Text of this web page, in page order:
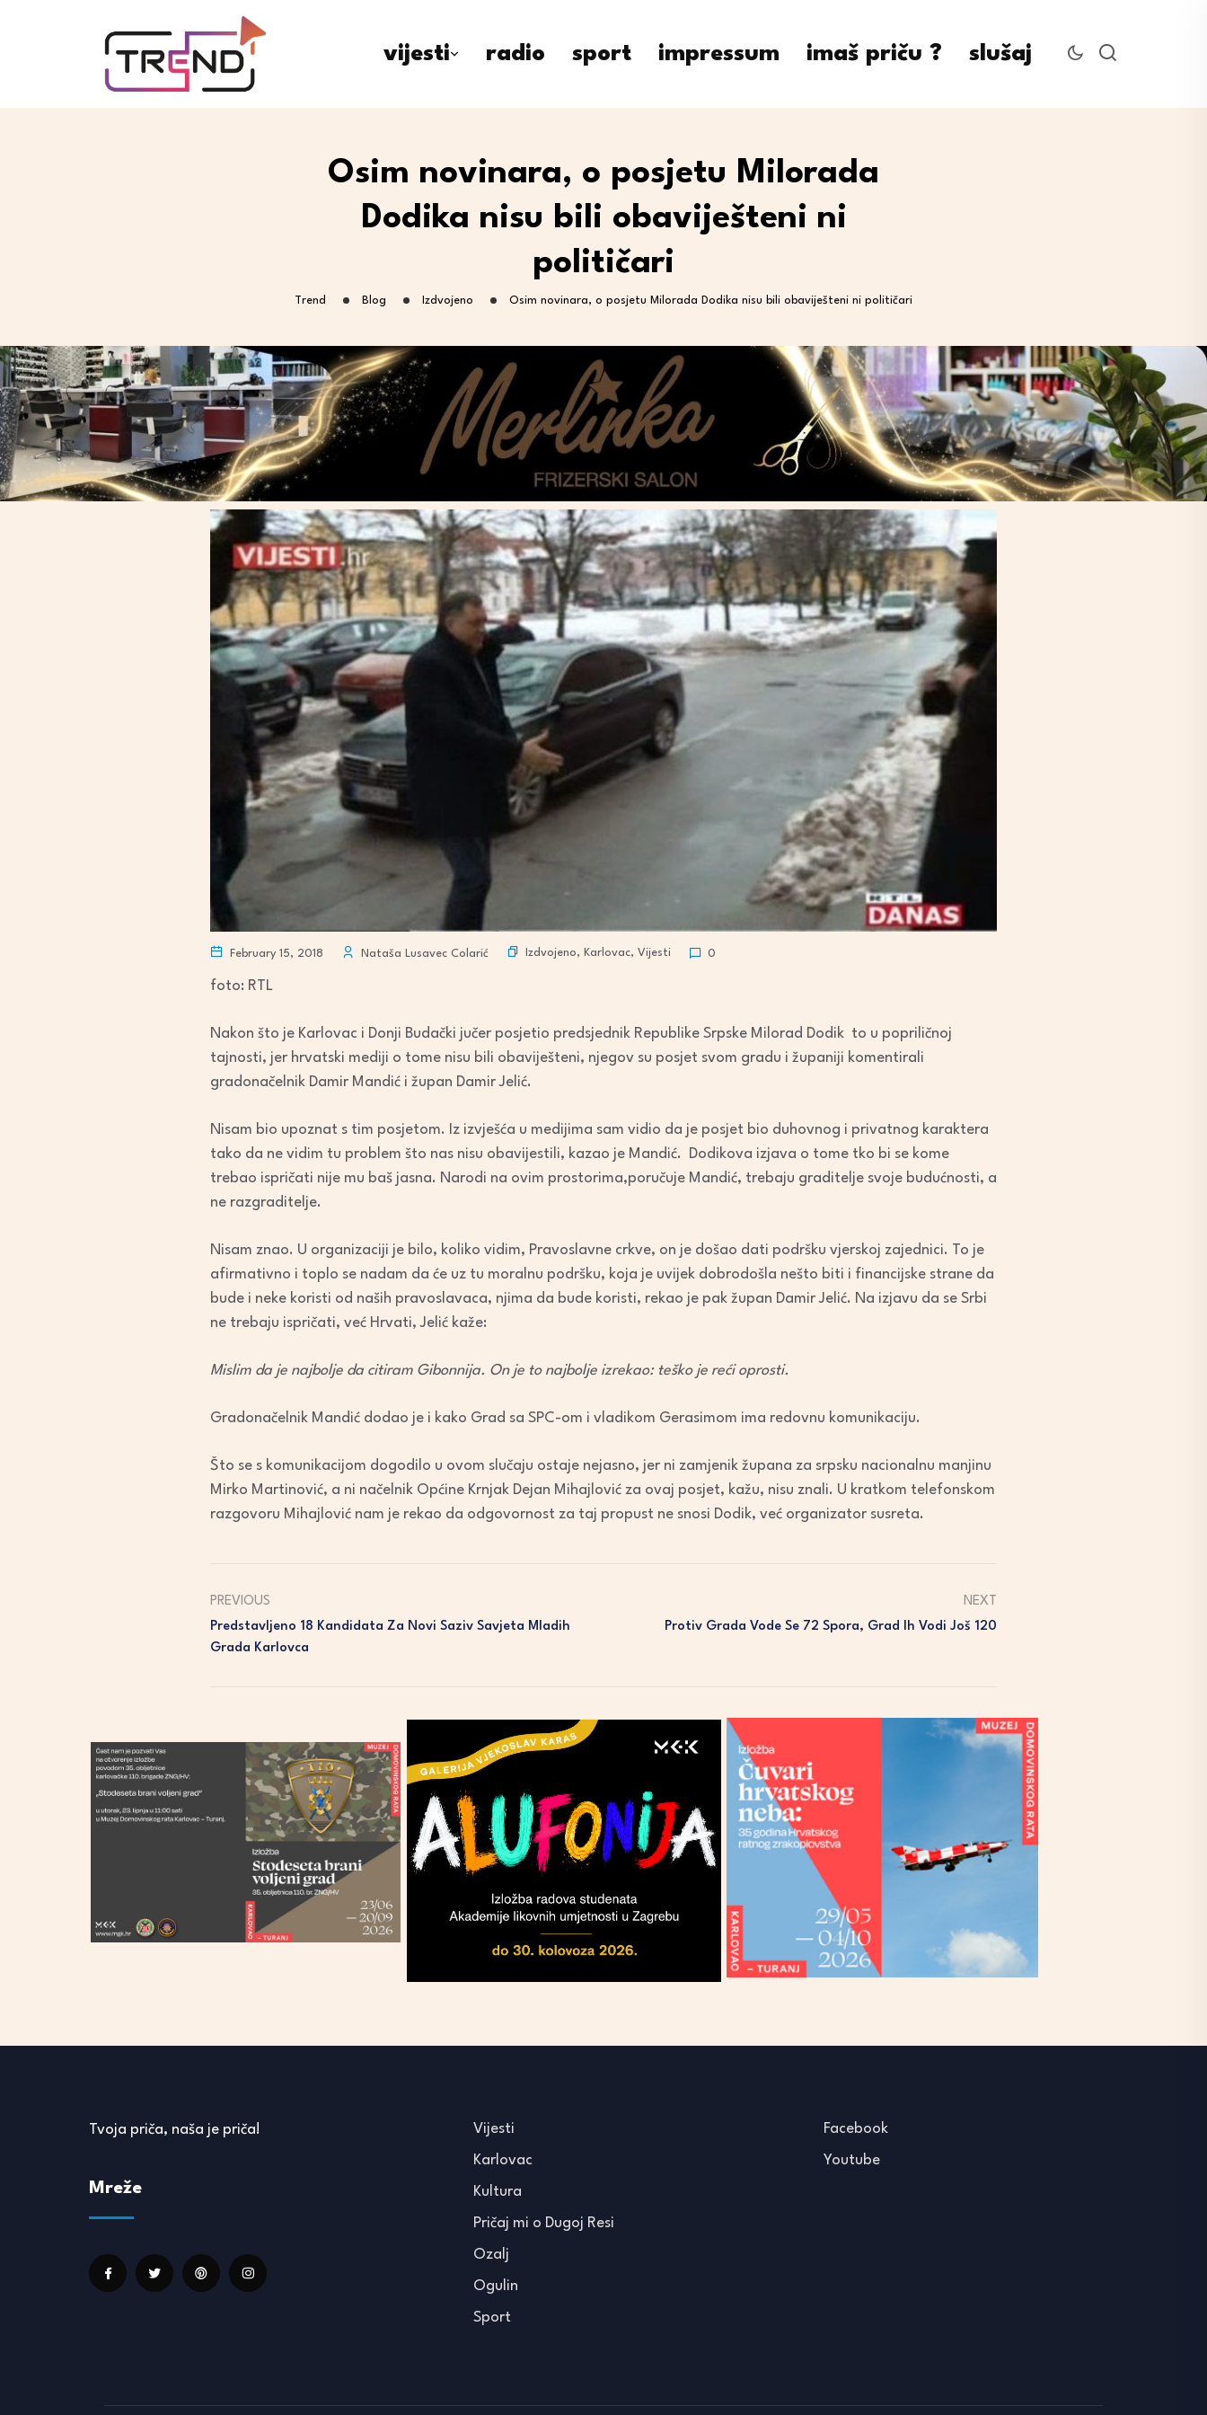
vijesti radio sport impressum imaš priču ? slušaj
Osim novinara, o posjetu Milorada
Dodika nisu bili obaviješteni ni
političari
Trend Blog Izdvojeno Osim novinara, o posjetu Milorada Dodika nisu bili obaviješteni ni političari
February 15, 2018 Nataša Lusavec Colarić Izdvojeno, Karlovac, Vijesti 0
foto: RTL
Nakon što je Karlovac i Donji Budački jučer posjetio predsjednik Republike Srpske Milorad Dodik to u popriličnoj
tajnosti, jer hrvatski mediji o tome nisu bili obaviješteni, njegov su posjet svom gradu i županiji komentirali
gradonačelnik Damir Mandić i župan Damir Jelić.
Nisam bio upoznat s tim posjetom. Iz izvješća u medijima sam vidio da je posjet bio duhovnog i privatnog karaktera
tako da ne vidim tu problem što nas nisu obavijestili, kazao je Mandić. Dodikova izjava o tome tko bi se kome
trebao ispričati nije mu baš jasna. Narodi na ovim prostorima,poručuje Mandić, trebaju graditelje svoje budućnosti, a
ne razgraditelje.
Nisam znao. U organizaciji je bilo, koliko vidim, Pravoslavne crkve, on je došao dati podršku vjerskoj zajednici. To je
afirmativno i toplo se nadam da će uz tu moralnu podršku, koja je uvijek dobrodošla nešto biti i financijske strane da
bude i neke koristi od naših pravoslavaca, njima da bude koristi, rekao je pak župan Damir Jelić. Na izjavu da se Srbi
ne trebaju ispričati, već Hrvati, Jelić kaže:
Mislim da je najbolje da citiram Gibonnija. On je to najbolje izrekao: teško je reći oprosti.
Gradonačelnik Mandić dodao je i kako Grad sa SPC-om i vladikom Gerasimom ima redovnu komunikaciju.
Što se s komunikacijom dogodilo u ovom slučaju ostaje nejasno, jer ni zamjenik župana za srpsku nacionalnu manjinu
Mirko Martinović, a ni načelnik Općine Krnjak Dejan Mihajlović za ovaj posjet, kažu, nisu znali. U kratkom telefonskom
razgovoru Mihajlović nam je rekao da odgovornost za taj propust ne snosi Dodik, već organizator susreta.
PREVIOUS
Predstavljeno 18 Kandidata Za Novi Saziv Savjeta Mladih
Grada Karlovca
NEXT
Protiv Grada Vode Se 72 Spora, Grad Ih Vodi Još 120
Tvoja priča, naša je priča!
Mreže
Vijesti
Karlovac
Kultura
Pričaj mi o Dugoj Resi
Ozalj
Ogulin
Sport
Facebook
Youtube